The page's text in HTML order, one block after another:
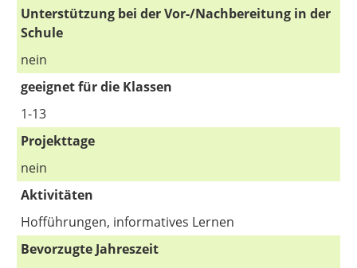
Unterstützung bei der Vor-/Nachbereitung in der
Schule
nein
geeignet für die Klassen
1-13
Projekttage
nein
Aktivitäten
Hofführungen, informatives Lernen
Bevorzugte Jahreszeit